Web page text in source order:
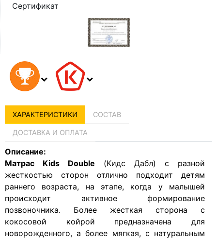
Сертификат
ХАРАКТЕРИСТИКИ СОСТАВ
ДОСТАВКА И ОПЛАТА
Описание:
Матрас Kids Double (Кидс Дабл) с разной
жесткостью сторон отлично подходит детям
раннего возраста, на этапе, когда у малышей
происходит активное формирование
позвоночника. Более жесткая сторона с
кокосовой койрой предназначена для
новорожденного, а более мягкая, с натуральным